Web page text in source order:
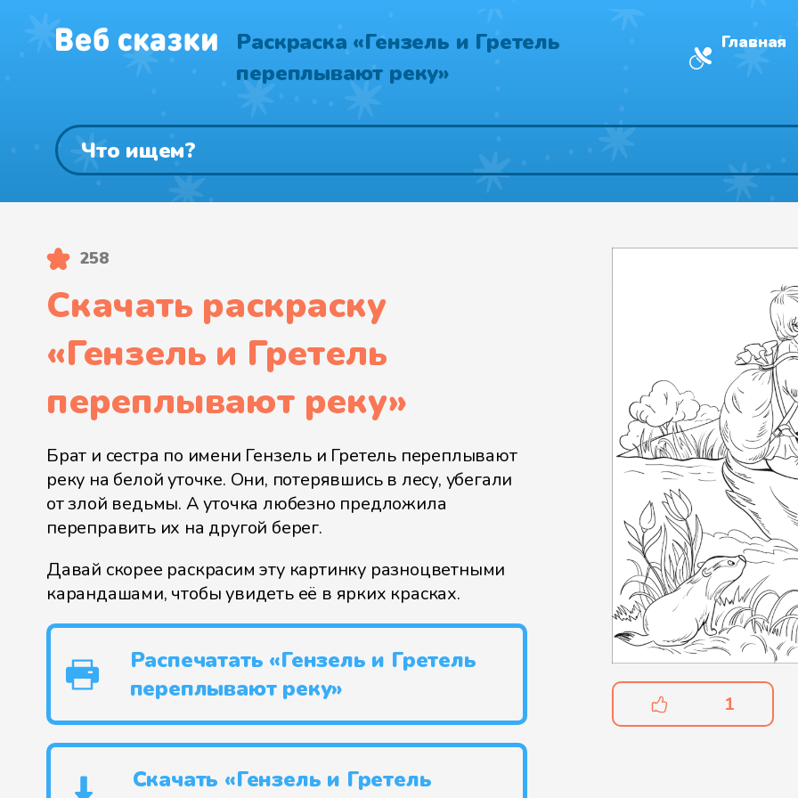
Раскраска «Гензель и Гретель
переплывают реку»
Главная
1
258
Скачать раскраску
«Гензель и Гретель
переплывают реку»
Брат и сестра по имени Гензель и Гретель переплывают
реку на белой уточке. Они, потерявшись в лесу, убегали
от злой ведьмы. А уточка любезно предложила
переправить их на другой берег.
Давай скорее раскрасим эту картинку разноцветными
карандашами, чтобы увидеть её в ярких красках.
Распечатать «Гензель и Гретель
переплывают реку»
Скачать «Гензель и Гретель